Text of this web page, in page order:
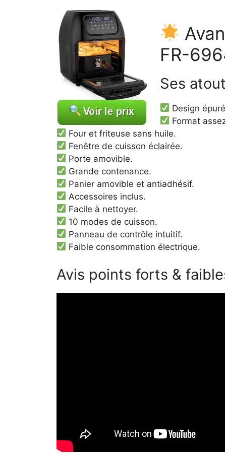
FR-
Ses
Design
Format
Four et friteuse sans huile.
Fenêtre de cuisson éclairée.
Porte amovible.
Grande contenance.
Panier amovible et antiadhésif.
Accessoires inclus.
Facile à nettoyer.
10 modes de cuisson.
Panneau de contrôle intuitif.
Faible consommation électrique.
Avis points forts &